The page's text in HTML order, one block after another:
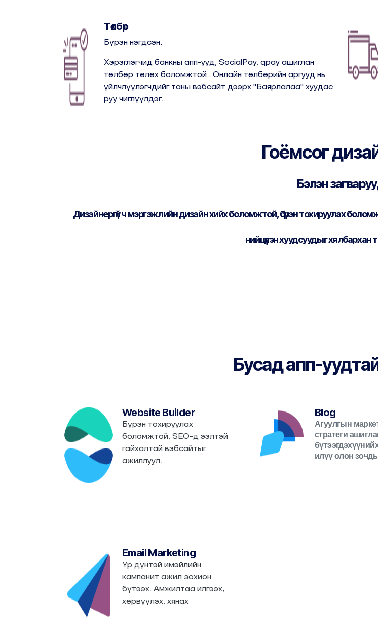
Төлбөр
Бүрэн нэгдсэн.
Хэрэглэгчид банкны апп-ууд, SocialPay, qpay ашиглан
төлбөр төлөх боломжтой . Онлайн төлбөрийн аргууд нь
үйлчлүүлэгчдийг таны вэбсайт дээрх "Баярлалаа" хуудас
руу чиглүүлдэг.
Гоёмсог
Бэлэн
Дизайнергүй ч мэргэжлийн дизайн хийх боломжтой, бүрэн тохируулах
нийцүүлэн хуудсуудыг хялбархан
Бусад апп-
Website Builder
Бүрэн тохируулах
боломжтой, SEO-д ээлтэй
гайхалтай вэбсайтыг
ажиллуул.
Blog
Агуулгын
стратеги
илүү олон
Email Marketing
Үр дүнтэй имэйлийн
кампанит ажил зохион
бүтээх. Амжилтаа илгээх,
хөрвүүлэх, хянах